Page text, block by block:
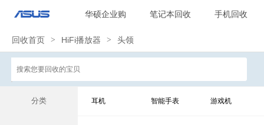
华硕企业购 笔记本回收 手机回收
回收首页 > HiFi播放器 > 头领
分类 耳机 智能手表 游戏机